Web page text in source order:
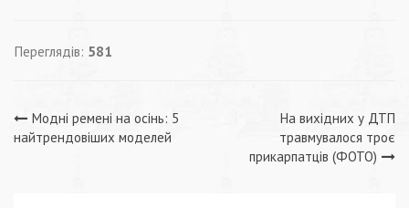
Переглядів: 581
Навігація
Модні ремені на осінь: 5
найтрендовіших моделей
На вихідних у ДТП
травмувалося троє
прикарпатців (ФОТО)